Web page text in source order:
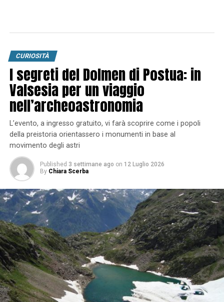
CURIOSITÀ
I segreti del Dolmen di Postua: in
Valsesia per un viaggio
nell’archeoastronomia
L’evento, a ingresso gratuito, vi farà scoprire come i popoli
della preistoria orientassero i monumenti in base al
movimento degli astri
Published 3 settimane ago on 12 Luglio 2026
By Chiara Scerba